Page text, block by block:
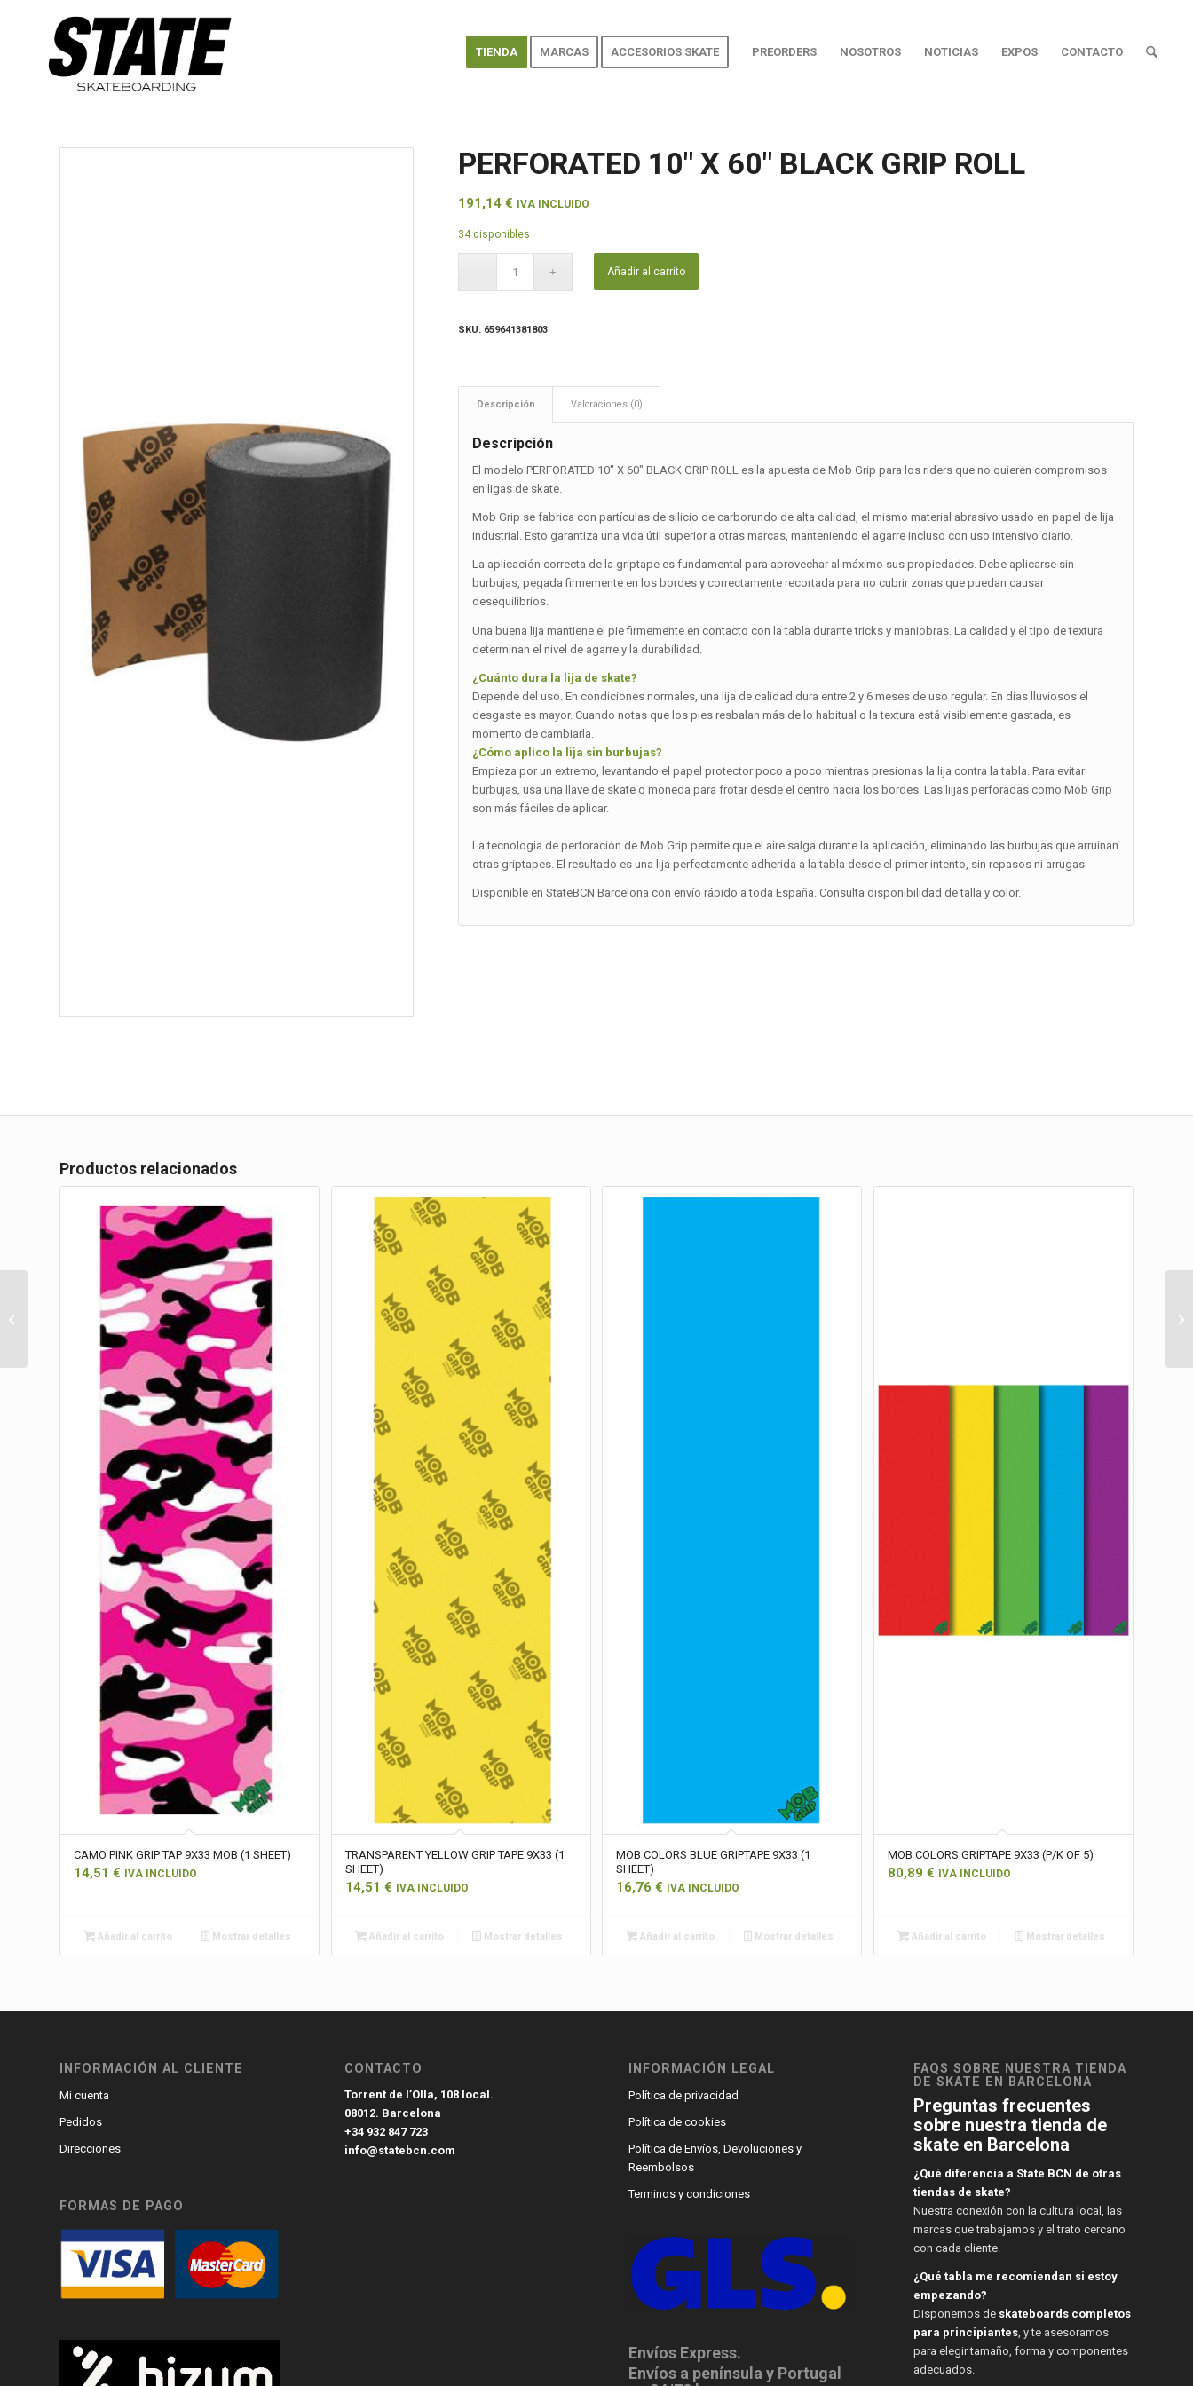
TIENDA MARCAS ACCESORIOS SKATE PREORDERS NOSOTROS NOTICIAS EXPOS CONTACTO
PERFORATED 10″ X 60″ BLACK GRIP ROLL
191,14€ IVA INCLUIDO
34 disponibles
Añadir al carrito
SKU: 659641381803
Descripción Valoraciones (0)
Descripción
El modelo PERFORATED 10″ X 60″ BLACK GRIP ROLL es la apuesta de Mob Grip para los riders que no quieren compromisos
en ligas de skate.
Mob Grip se fabrica con partículas de silicio de carborundo de alta calidad, el mismo material abrasivo usado en papel de lija
industrial. Esto garantiza una vida útil superior a otras marcas, manteniendo el agarre incluso con uso intensivo diario.
La aplicación correcta de la griptape es fundamental para aprovechar al máximo sus propiedades. Debe aplicarse sin
burbujas, pegada firmemente en los bordes y correctamente recortada para no cubrir zonas que puedan causar
desequilibrios.
Una buena lija mantiene el pie firmemente en contacto con la tabla durante tricks y maniobras. La calidad y el tipo de textura
determinan el nivel de agarre y la durabilidad.
¿Cuánto dura la lija de skate?
Depende del uso. En condiciones normales, una lija de calidad dura entre 2 y 6 meses de uso regular. En días lluviosos el
desgaste es mayor. Cuando notas que los pies resbalan más de lo habitual o la textura está visiblemente gastada, es
momento de cambiarla.
¿Cómo aplico la lija sin burbujas?
Empieza por un extremo, levantando el papel protector poco a poco mientras presionas la lija contra la tabla. Para evitar
burbujas, usa una llave de skate o moneda para frotar desde el centro hacia los bordes. Las liijas perforadas como Mob Grip
son más fáciles de aplicar.
La tecnología de perforación de Mob Grip permite que el aire salga durante la aplicación, eliminando las burbujas que arruinan
otras griptapes. El resultado es una lija perfectamente adherida a la tabla desde el primer intento, sin repasos ni arrugas.
Disponible en StateBCN Barcelona con envío rápido a toda España. Consulta disponibilidad de talla y color.
Productos relacionados
CAMO PINK GRIP TAP 9X33 MOB (1 SHEET)
14,51 € IVA INCLUIDO
Añadir al carrito Mostrar detalles
TRANSPARENT YELLOW GRIP TAPE 9X33 (1
SHEET)
14,51 € IVA INCLUIDO
Añadir al carrito Mostrar detalles
MOB COLORS BLUE GRIPTAPE 9X33 (1
SHEET)
16,76€ IVA INCLUIDO
Añadir al carrito Mostrar detalles
MOB COLORS GRIPTAPE 9X33 (P/K OF 5)
80,89 € IVA INCLUIDO
Añadir al carrito Mostrar detalles
INFORMACIÓN AL CLIENTE
Mi cuenta
Pedidos
Direcciones
FORMAS DE PAGO
CONTACTO
Torrent de l’Olla, 108 local.
08012. Barcelona
+34 932 847 723
info@statebcn.com
INFORMACIÓN LEGAL
Política de privacidad
Política de cookies
Política de Envíos, Devoluciones y
Reembolsos
Terminos y condiciones
Envíos Express.
Envíos a península y Portugal
FAQS SOBRE NUESTRA TIENDA
DE SKATE EN BARCELONA
Preguntas frecuentes
sobre nuestra tienda de
skate en Barcelona
¿Qué diferencia a State BCN de otras
tiendas de skate?
Nuestra conexión con la cultura local, las
marcas que trabajamos y el trato cercano
con cada cliente.
¿Qué tabla me recomiendan si estoy
empezando?
Disponemos de skateboards completos
para principiantes, y te asesoramos
para elegir tamaño, forma y componentes
adecuados.
STICKERS INDY
ASSORTED (P/K OF 25)